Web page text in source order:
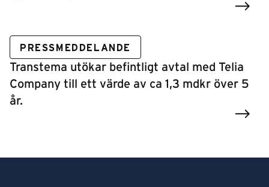
PRESSMEDDELANDE
Transtema utökar befintligt avtal med Telia
Company till ett värde av ca 1,3 mdkr över 5
år.